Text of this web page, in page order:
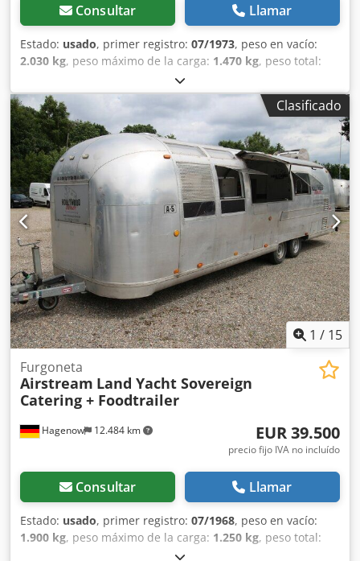
Consultar Llamar
Estado: usado, primer registro: 07/1973, peso en vacío:
2.030 kg, peso máximo de la carga: 1.470 kg, peso total:
, tipo de engranaje:
amortiguación:otro, longitud total:9.800 mm, Unidad de
refrigeración Thermo-King, sistema de refrigeración con
segundo evaporador, aislado, inspección técnica de
vehículo nueva (HU/AU), longitud del vehículo 9800 mm,
ancho del vehículo 2420 mm, altura del vehículo 2800 mm.
Airstream Land Yacht Excella 500 remolque de catering y
comida, equipamiento de cocina, ventana de servicio, área
de trabajo, fregadero, armarios, estantes, agua caliente,
aguas residuales, horno combinado, conexión de 220/400
voltios, lavavajillas industrial, refrigerador, cámara
frigorífica/congelador transitable, cámara
frigorífica/congelador Thermo King hasta menos 20 grados,
función de ultracongelación, enchufes en todo el
habitáculo, varias ventanas, puerta de entrada con
mosquitera, luces de gálibo, trampillas de techo, depósito
de agua limpia, depósito de aguas residuales, calentador
de agua instantáneo, 2 baterías AfM de 140Ah 12V cada
una. Djdpfjwzbk Tsx Adtock
Clasificado
1 / 15
Hagenow 12.484 km
Furgoneta
Airstream Land Yacht Sovereign
Catering + Foodtrailer
EUR 39.500
precio fijo IVA no incluído
Consultar Llamar
Estado: usado, primer registro: 07/1968, peso en vacío:
1.900 kg, peso máximo de la carga: 1.250 kg, peso total:
, tipo de engranaje: